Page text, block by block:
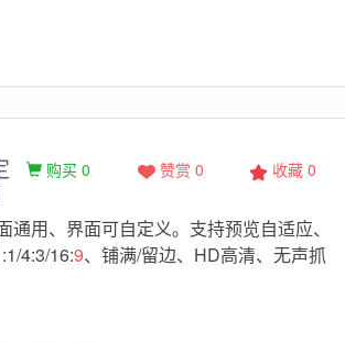
收藏 0
赞赏 0
购买 0
用、界面可自定义。支持预览自适应、
4:3/16:9、铺满/留边、HD高清、无声抓